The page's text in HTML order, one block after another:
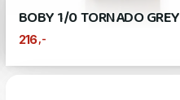
BOBY 1/0 TORNADO GREY
216 ,-